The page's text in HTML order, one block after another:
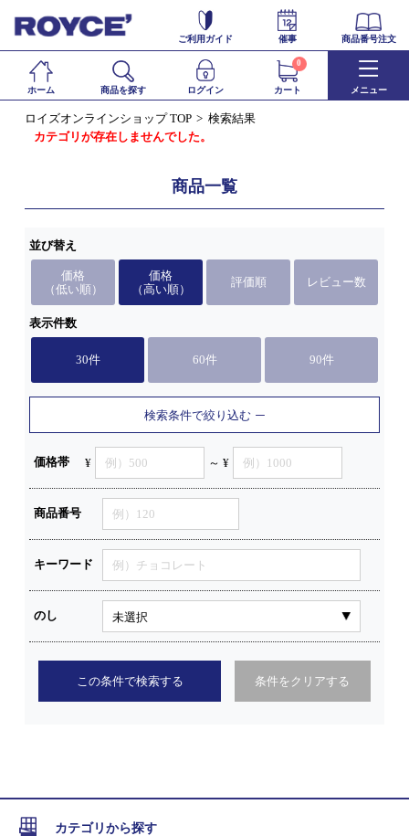
ご利用ガイド 催事 商品番号注文
ホーム 商品を探す ログイン カート
0
メニュー
ロイズオンラインショップ TOP
検索結果
カテゴリが存在しませんでした。
商品一覧
並び替え
価格
（低い順）
価格
（高い順）
評価順 レビュー数
表示件数
30件 60件 90件
検索条件で絞り込む
価格帯 ¥ ～ ¥
商品番号
キーワード
のし
この条件で検索する 条件をクリアする
カテゴリから探す